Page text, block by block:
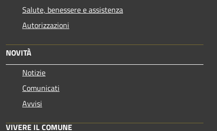
Salute, benessere e assistenza
Autorizzazioni
NOVITÀ
Notizie
Comunicati
Avvisi
VIVERE IL COMUNE